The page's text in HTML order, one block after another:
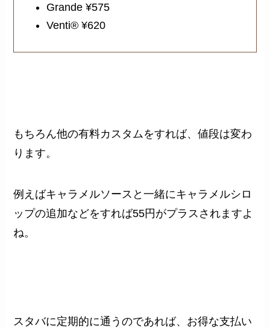
Grande ¥575
Venti® ¥620
もちろん他の有料カスタムをすれば、値段は変わ
ります。
例えばキャラメルソースと一緒にキャラメルシロ
ップの追加などをすれば55円がプラスされますよ
ね。
スタバに定期的に通うのであれば、お得な支払い